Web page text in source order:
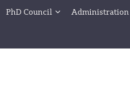
PhD Council Administration